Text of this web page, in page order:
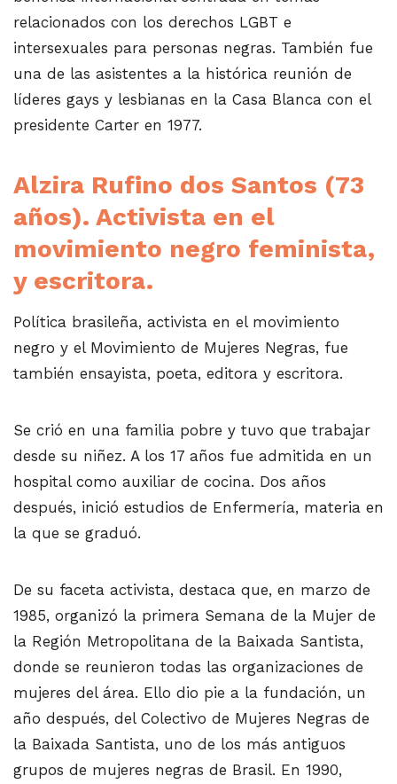
relacionados con los derechos LGBT e
intersexuales para personas negras. También fue
una de las asistentes a la histórica reunión de
líderes gays y lesbianas en la Casa Blanca con el
presidente Carter en 1977.
Alzira Rufino dos Santos (73
años). Activista en el
movimiento negro feminista,
y escritora.
Política brasileña, activista en el movimiento
negro y el Movimiento de Mujeres Negras, fue
también ensayista,​ poeta, editora y escritora.
Se crió en una familia pobre y tuvo que trabajar
desde su niñez. A los 17 años fue admitida en un
hospital como auxiliar de cocina. Dos años
después, inició estudios de Enfermería, materia en
la que se graduó.
De su faceta activista, destaca que, en marzo de
1985, organizó la primera Semana de la Mujer de
la Región Metropolitana de la Baixada Santista,
donde se reunieron todas las organizaciones de
mujeres del área. Ello dio pie a la fundación, un
año después, del Colectivo de Mujeres Negras de
la Baixada Santista, uno de los más antiguos
grupos de mujeres negras de Brasil. En 1990,